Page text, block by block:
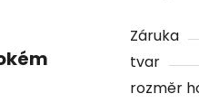
Záruka
tvar
rozměr